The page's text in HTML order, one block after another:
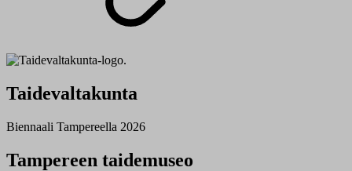
Taidevaltakunta
Biennaali Tampereella 2026
Tampereen taidemuseo